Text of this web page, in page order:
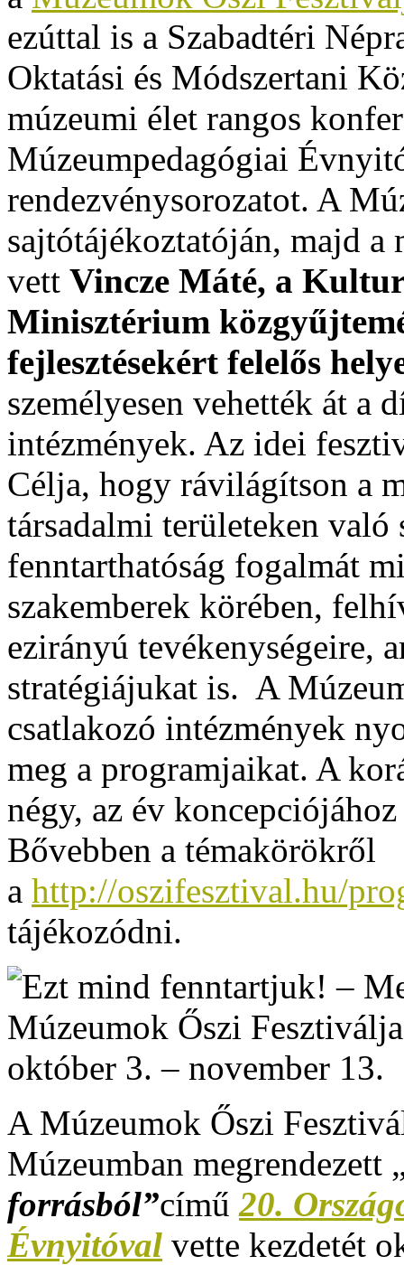
ezúttal is a Szabadtéri
Oktatási és Módszertani
múzeumi élet rangos
Múzeumpedagógiai
rendezvénysorozatot. A
sajtótájékoztatóján, majd a
vett Vincze Máté, a
Minisztérium
fejlesztésekért felelős
személyesen vehették át a
intézmények. Az idei
Célja, hogy rávilágítson a
társadalmi területeken való
fenntarthatóság fogalmát
szakemberek körében,
ezirányú tevékenységeire,
stratégiájukat is. A
csatlakozó intézmények
meg a programjaikat. A
négy, az év
Bővebben a témakörökről
a http://oszifesztival.hu/
tájékozódni.
A Múzeumok Őszi
Múzeumban megrendezett
forrásból”című20.
Évnyitóval vette kezdetét